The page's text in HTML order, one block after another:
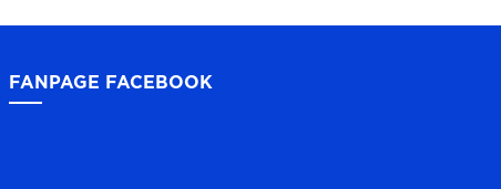
FANPAGE FACEBOOK